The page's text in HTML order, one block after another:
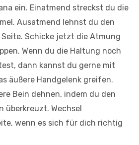
ein. Einatmend streckst du die
Ausatmend lehnst du den
Seite. Schicke jetzt die Atmung
Wenn du die Haltung noch
dann kannst du gerne mit
äußere Handgelenk greifen.
Bein dehnen, indem du den
überkreuzt. Wechsel
wenn es sich für dich richtig